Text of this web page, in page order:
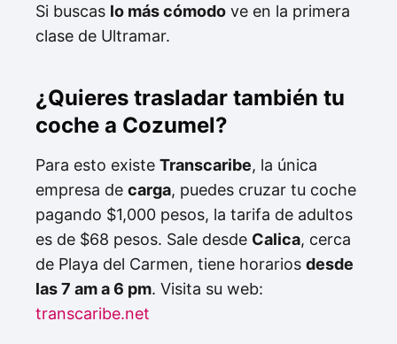
Si buscas lo más cómodo ve en la primera
clase de Ultramar.
¿Quieres trasladar también tu
coche a Cozumel?
Para esto existe Transcaribe, la única
empresa de carga, puedes cruzar tu coche
pagando $1,000 pesos, la tarifa de adultos
es de $68 pesos. Sale desde Calica, cerca
de Playa del Carmen, tiene horarios desde
las 7 am a 6 pm. Visita su web:
transcaribe.net